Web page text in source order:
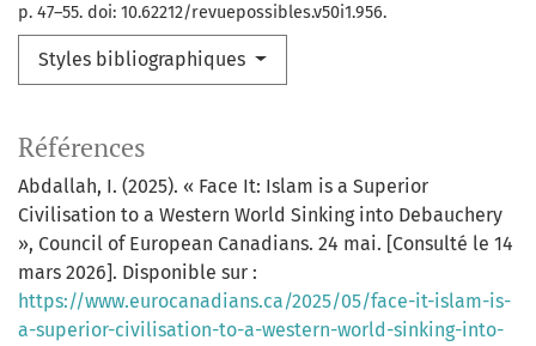
p. 47–55. doi: 10.62212/revuepossibles.v50i1.956.
Styles bibliographiques
Références
Abdallah, I. (2025). « Face It: Islam is a Superior
Civilisation to a Western World Sinking into Debauchery
», Council of European Canadians. 24 mai. [Consulté le 14
mars 2026]. Disponible sur :
https://www.eurocanadians.ca/2025/05/face-it-islam-is-
a-superior-civilisation-to-a-western-world-sinking-into-